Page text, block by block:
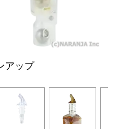
アップ